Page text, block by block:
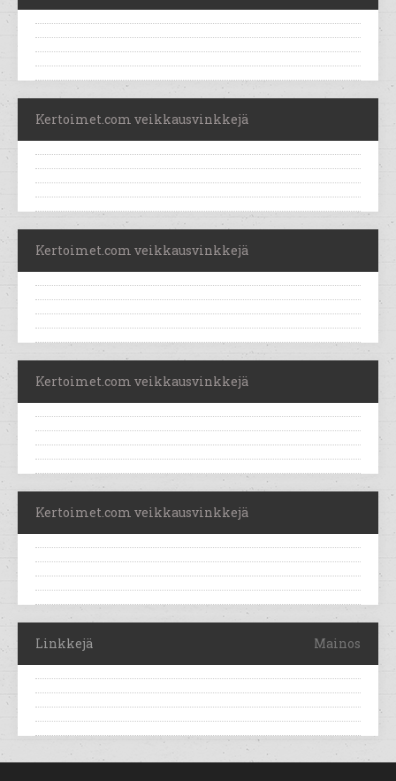
Kertoimet.com veikkausvinkkejä
Kertoimet.com veikkausvinkkejä
Kertoimet.com veikkausvinkkejä
Kertoimet.com veikkausvinkkejä
Linkkejä Mainos